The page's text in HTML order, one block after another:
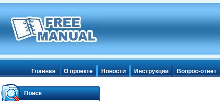
Главная О проекте Новости Инструкции Вопрос-ответ
Поиск